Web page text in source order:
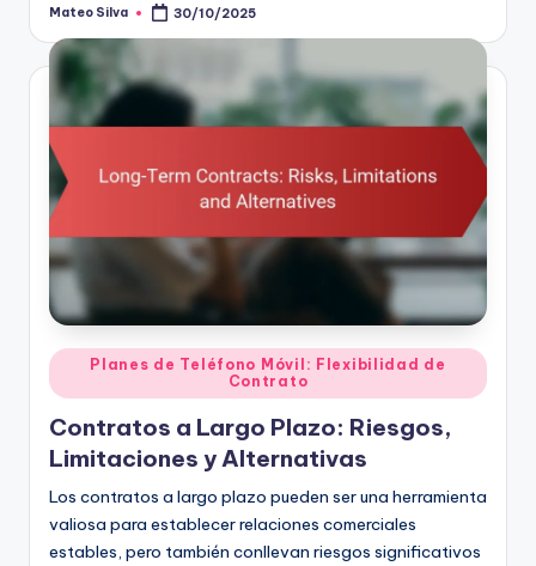
Posted
Mateo Silva 30/10/2025
Posted
in
Planes de Teléfono Móvil: Flexibilidad de
Contrato
Contratos a Largo Plazo: Riesgos,
Limitaciones y Alternativas
Los contratos a largo plazo pueden ser una herramienta
valiosa para establecer relaciones comerciales
estables, pero también conllevan riesgos significativos